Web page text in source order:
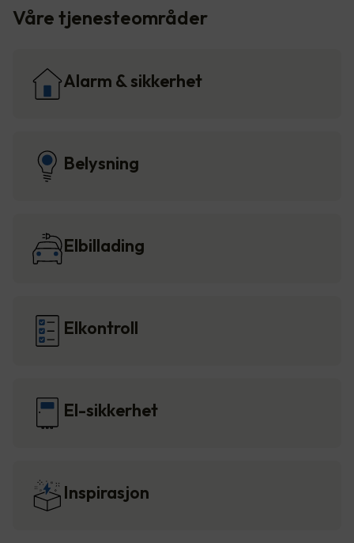
Våre tjenesteområder
Alarm & sikkerhet
Belysning
Elbillading
Elkontroll
El-sikkerhet
Inspirasjon